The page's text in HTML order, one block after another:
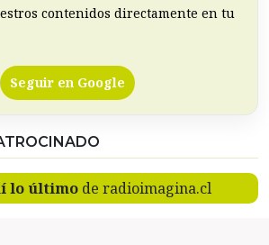
contenidos directamente en tu
Seguir en Google
lo últimode radioimagina.cl